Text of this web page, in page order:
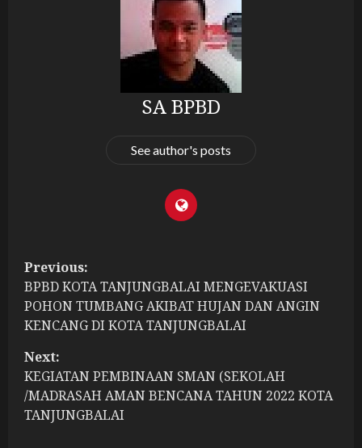
SA BPBD
See author's posts
P
o
s
t
n
a
Previous:
BPBD KOTA TANJUNGBALAI MENGEVAKUASI
POHON TUMBANG AKIBAT HUJAN DAN ANGIN
KENCANG DI KOTA TANJUNGBALAI
Next:
KEGIATAN PEMBINAAN SMAN (SEKOLAH
/MADRASAH AMAN BENCANA TAHUN 2022 KOTA
TANJUNGBALAI